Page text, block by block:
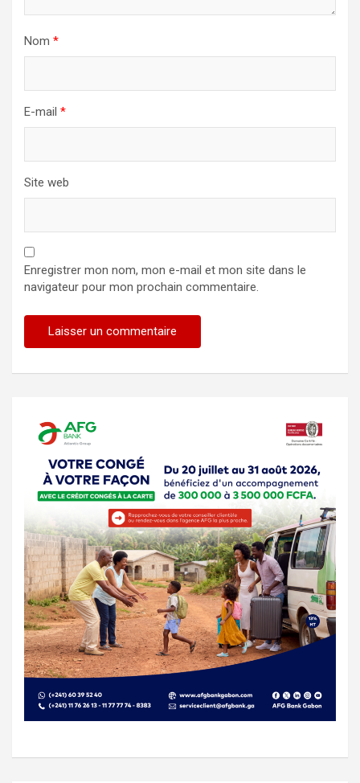
Nom *
E-mail *
Site web
Enregistrer mon nom, mon e-mail et mon site dans le
navigateur pour mon prochain commentaire.